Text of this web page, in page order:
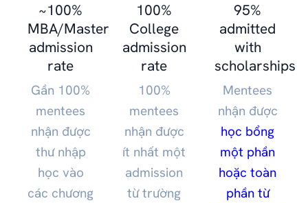
~100%
MBA/Master
admission
rate
Gần 100%
mentees
nhận được
thư nhập
học vào
các chương
100%
College
admission
rate
100%
mentees
nhận được
ít nhất một
admission
từ trường
95%
admitted
with
scholarships
Mentees
nhận được
học bổng
một phần
hoặc toàn
phần từ